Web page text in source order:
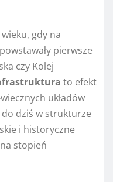
gdy na
pierwsze
czy Kolej
to efekt
układów
dziś w strukturze
i historyczne
stopień